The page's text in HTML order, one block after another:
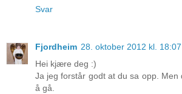
Svar
Fjordheim 28. oktober 2012 kl. 18:07
Hei kjære deg :)
Ja jeg forstår godt at du sa opp. Men
å gå.